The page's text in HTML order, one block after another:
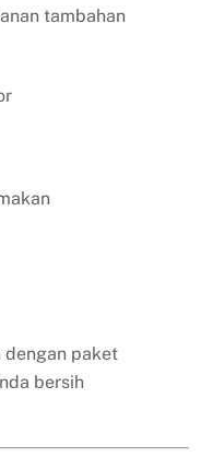
tambahan
dengan paket
bersih